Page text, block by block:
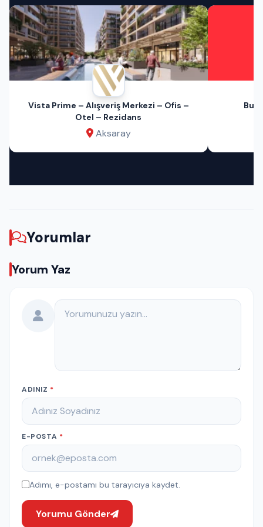
Vista Prime – Alışveriş Merkezi – Ofis –
Otel – Rezidans
Aksaray
Bu
Yorumlar
Yorum Yaz
Yorumunuz
ADINIZ *
E-POSTA *
Adımı, e-postamı bu tarayıcıya kaydet.
Yorumu Gönder